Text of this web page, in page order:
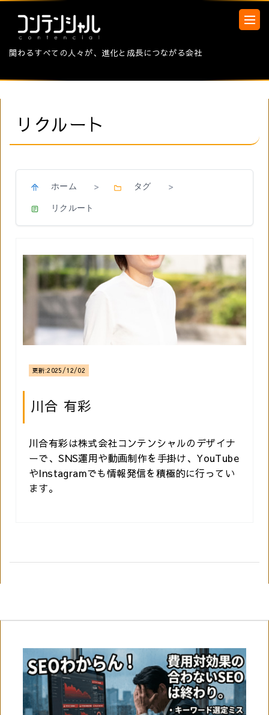
関わるすべての人々が、進化と成長につながる会社
リクルート
ホーム > タグ >
リクルート
川合 有彩
更新:2025/12/02
川合有彩は株式会社コンテンシャルのデザイナ
ーで、SNS運用や動画制作を手掛け、YouTube
やInstagramでも情報発信を積極的に行ってい
ます。